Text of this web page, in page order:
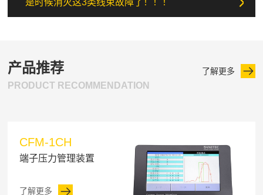
是时候消灭这3类线束故障了！！！
产品推荐
PRODUCT RECOMMENDATION
了解更多
CFM-1CH
端子压力管理装置
了解更多